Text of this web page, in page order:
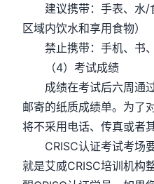
建议携带：手表、水/
区域内饮水和享用食物）
禁止携带：手机、书
（4）考试成绩
成绩在考试后六周通过
邮寄的纸质成绩单。为了
将不采用电话、传真或者
CRISC认证考试考场
就是艾威CRISC培训机构